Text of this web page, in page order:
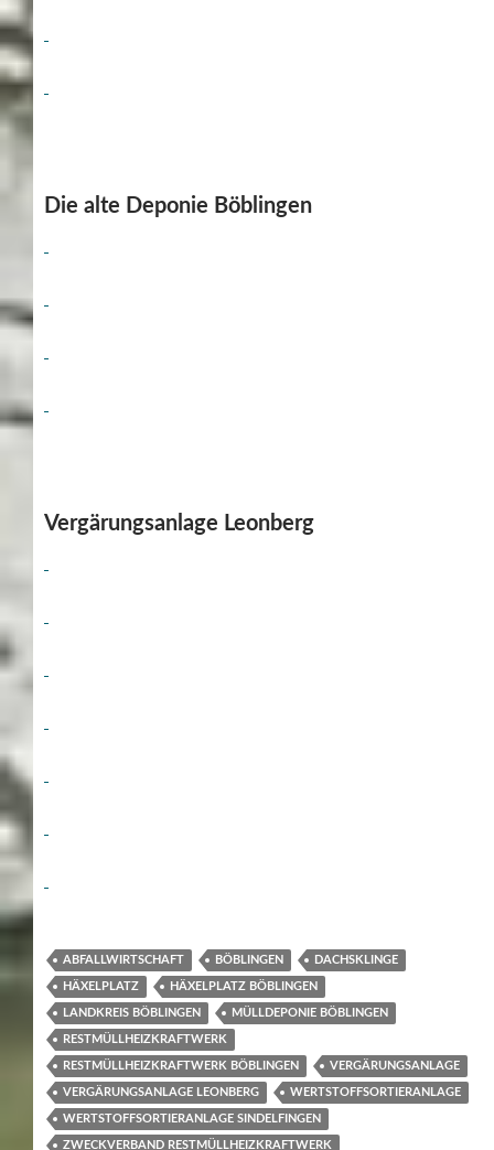
Die alte Deponie Böblingen
Vergärungsanlage Leonberg
ABFALLWIRTSCHAFT BÖBLINGEN DACHSKLINGE
HÄXELPLATZ HÄXELPLATZ BÖBLINGEN
LANDKREIS BÖBLINGEN MÜLLDEPONIE BÖBLINGEN
RESTMÜLLHEIZKRAFTWERK
RESTMÜLLHEIZKRAFTWERK BÖBLINGEN VERGÄRUNGSANLAGE
VERGÄRUNGSANLAGE LEONBERG WERTSTOFFSORTIERANLAGE
WERTSTOFFSORTIERANLAGE SINDELFINGEN
ZWECKVERBAND RESTMÜLLHEIZKRAFTWERK